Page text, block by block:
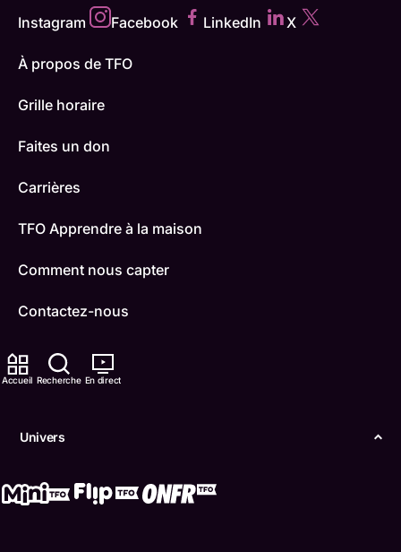
Accueil Recherche En direct
Univers
Instagram Facebook LinkedIn X
À propos de TFO
Grille horaire
Faites un don
Carrières
TFO Apprendre à la maison
Comment nous capter
Contactez-nous
ONFR
Boukili